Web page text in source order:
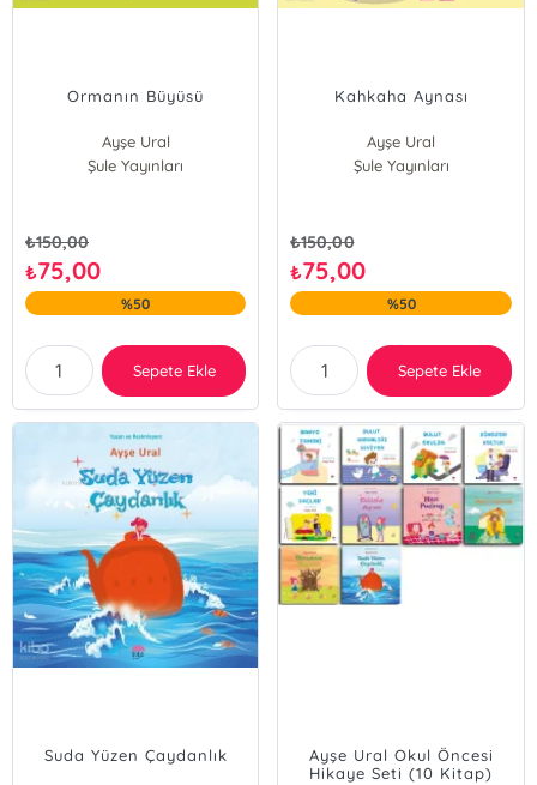
Ormanın Büyüsü
Ayşe Ural
Şule Yayınları
₺150,00
₺75,00
%50
Sepete Ekle
Kahkaha Aynası
Ayşe Ural
Şule Yayınları
₺150,00
₺75,00
%50
Sepete Ekle
Suda Yüzen Çaydanlık
Ayşe Ural Okul Öncesi
Hikaye Seti (10 Kitap)